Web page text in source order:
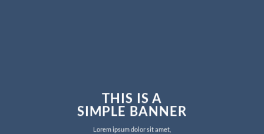
THIS IS A
SIMPLE BANNER
Lorem ipsum dolor sit amet,